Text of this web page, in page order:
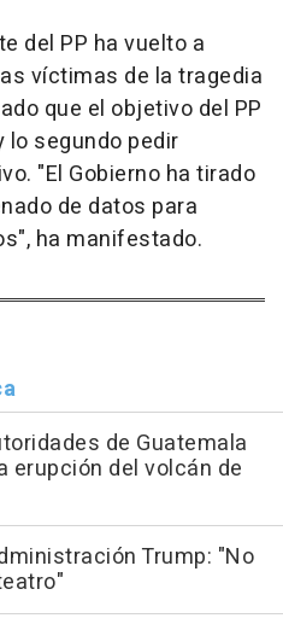
del PP ha vuelto a
víctimas de la tragedia
que el objetivo del PP
lo segundo pedir
"El Gobierno ha tirado
de datos para
ha manifestado.
de Guatemala
erupción del volcán de
Trump: "No